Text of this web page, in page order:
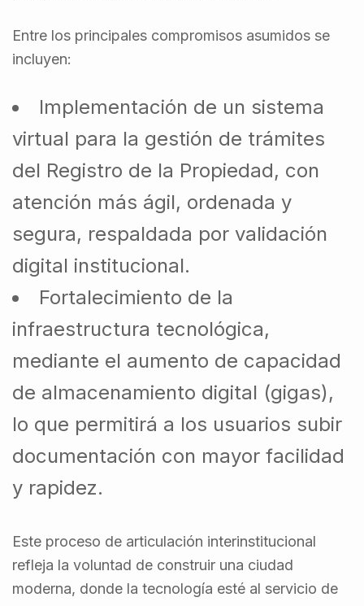
Entre los principales compromisos asumidos se
incluyen:
Implementación de un sistema
virtual para la gestión de trámites
del Registro de la Propiedad, con
atención más ágil, ordenada y
segura, respaldada por validación
digital institucional.
Fortalecimiento de la
infraestructura tecnológica,
mediante el aumento de capacidad
de almacenamiento digital (gigas),
lo que permitirá a los usuarios subir
documentación con mayor facilidad
y rapidez.
Este proceso de articulación interinstitucional
refleja la voluntad de construir una ciudad
moderna, donde la tecnología esté al servicio de